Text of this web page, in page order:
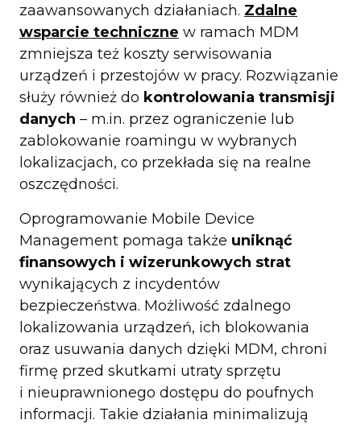
zaawansowanych działaniach. Zdalne
wsparcie techniczne w ramach MDM
zmniejsza też koszty serwisowania
urządzeń i przestojów w pracy. Rozwiązanie
służy również do kontrolowania transmisji
danych – m.in. przez ograniczenie lub
zablokowanie roamingu w wybranych
lokalizacjach, co przekłada się na realne
oszczędności.
Oprogramowanie Mobile Device
Management pomaga także uniknąć
finansowych i wizerunkowych strat
wynikających z incydentów
bezpieczeństwa. Możliwość zdalnego
lokalizowania urządzeń, ich blokowania
oraz usuwania danych dzięki MDM, chroni
firmę przed skutkami utraty sprzętu
i nieuprawnionego dostępu do poufnych
informacji. Takie działania minimalizują